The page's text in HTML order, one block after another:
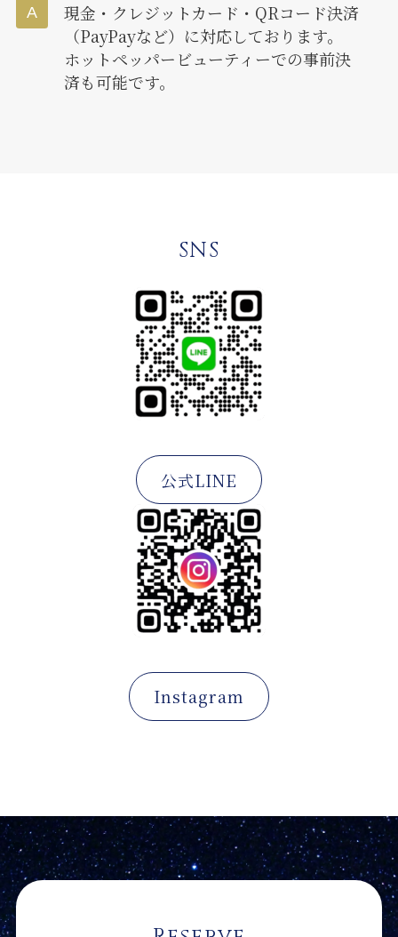
現金・クレジットカード・QRコード決済
（PayPayなど）に対応しております。
ホットペッパービューティーでの事前決
済も可能です。
SNS
公式LINE
Instagram